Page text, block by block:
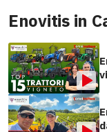
Enovitis in